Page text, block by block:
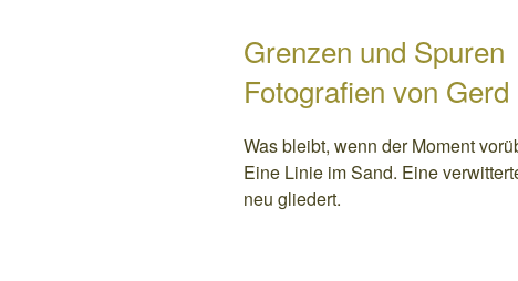
Grenzen und Spuren
Fotografien von
Was bleibt, wenn der Moment
Eine Linie im Sand. Eine
neu gliedert.